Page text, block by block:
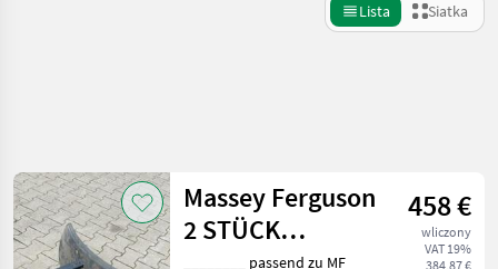
Lista Siatka
Kategoria 4 Kraj Filtry
Massey Ferguson
2 STÜCK
KOTFLÜGEL 35
458 €
wliczony
VAT 19%
384,87 €
________ passend zu MF